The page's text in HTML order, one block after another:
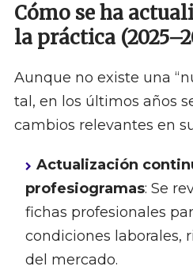
Cómo se ha
la práctica
Aunque no existe una
tal, en los últimos años
cambios relevantes en
Actualización
profesiogramas: Se
fichas profesionales
condiciones laborales,
del mercado.